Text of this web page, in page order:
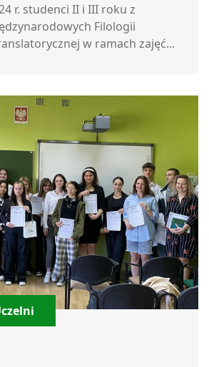
r. studenci II i III roku z
Filologii
w ramach zajęć...